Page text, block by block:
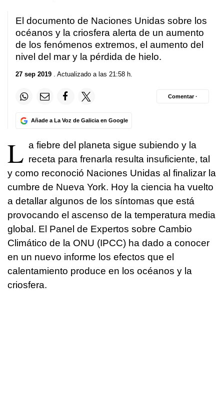
El documento de Naciones Unidas sobre los
océanos y la criosfera alerta de un aumento
de los fenómenos extremos, el aumento del
nivel del mar y la pérdida de hielo.
27 sep 2019 . Actualizado a las 21:58 h.
Añade a La Voz de Galicia en Google
Comentar ·
L a fiebre del planeta sigue subiendo y la
receta para frenarla resulta insuficiente, tal
y como reconoció Naciones Unidas al finalizar la
cumbre de Nueva York. Hoy la ciencia ha vuelto
a detallar algunos de los síntomas que está
provocando el ascenso de la temperatura media
global. El Panel de Expertos sobre Cambio
Climático de la ONU (IPCC) ha dado a conocer
en un nuevo informe los efectos que el
calentamiento produce en los océanos y la
criosfera.